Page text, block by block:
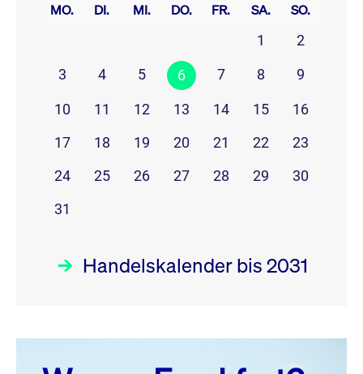
MO. DI. MI. DO. FR. SA. SO.
1
2
3
4 5 6 7 8 9
10 11 12 13 14 15
16
17
18 19 20 21 22
23
24
25 26 27 28 29
30
31
Handelskalender bis 2031
August 26